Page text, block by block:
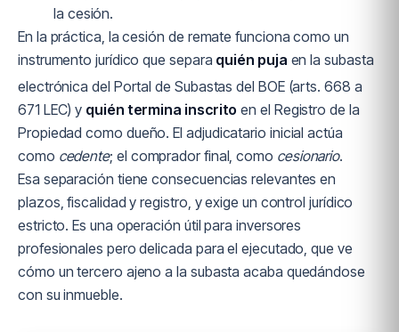
la cesión.
En la práctica, la cesión de remate funciona como un
instrumento jurídico que separa quién puja en la subasta
electrónica del Portal de Subastas del BOE (arts. 668 a
671 LEC) y quién termina inscrito en el Registro de la
Propiedad como dueño. El adjudicatario inicial actúa
como cedente; el comprador final, como cesionario.
Esa separación tiene consecuencias relevantes en
plazos, fiscalidad y registro, y exige un control jurídico
estricto. Es una operación útil para inversores
profesionales pero delicada para el ejecutado, que ve
cómo un tercero ajeno a la subasta acaba quedándose
con su inmueble.